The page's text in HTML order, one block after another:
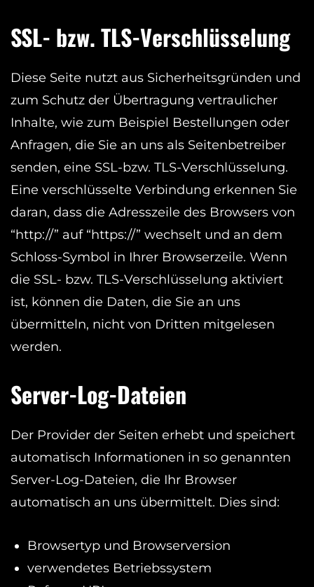
SSL- bzw. TLS-Verschlüsselung
Diese Seite nutzt aus Sicherheitsgründen und
zum Schutz der Übertragung vertraulicher
Inhalte, wie zum Beispiel Bestellungen oder
Anfragen, die Sie an uns als Seitenbetreiber
senden, eine SSL-bzw. TLS-Verschlüsselung.
Eine verschlüsselte Verbindung erkennen Sie
daran, dass die Adresszeile des Browsers von
“http://” auf “https://” wechselt und an dem
Schloss-Symbol in Ihrer Browserzeile. Wenn
die SSL- bzw. TLS-Verschlüsselung aktiviert
ist, können die Daten, die Sie an uns
übermitteln, nicht von Dritten mitgelesen
werden.
Server-Log-Dateien
Der Provider der Seiten erhebt und speichert
automatisch Informationen in so genannten
Server-Log-Dateien, die Ihr Browser
automatisch an uns übermittelt. Dies sind:
Browsertyp und Browserversion
verwendetes Betriebssystem